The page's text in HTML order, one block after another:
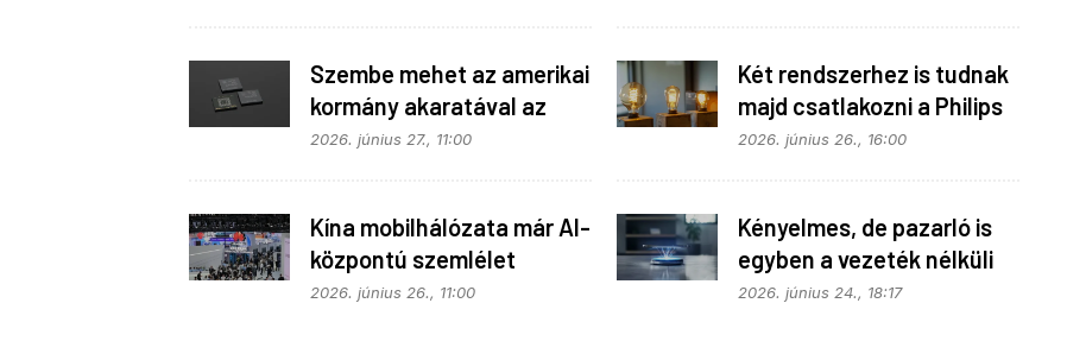
Szembe mehet az amerikai
kormány akaratával az
Apple
2026. június 27., 11:00
Két rendszerhez is tudnak
majd csatlakozni a Philips
Hue égők
2026. június 26., 16:00
Kína mobilhálózata már AI-
központú szemlélet
alapján fejlődik
2026. június 26., 11:00
Kényelmes, de pazarló is
egyben a vezeték nélküli
töltés
2026. június 24., 18:17